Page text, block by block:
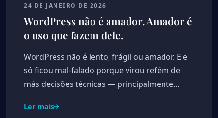
24 DE JANEIRO DE 2026
WordPress não é amador. Amador é
o uso que fazem dele.
WordPress não é lento, frágil ou amador. Ele
só ficou mal-falado porque virou refém de
más decisões técnicas — principalmente…
Ler mais